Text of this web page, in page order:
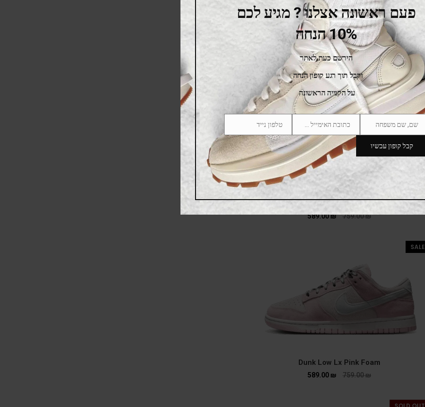
Nike Dunk Low Phantom Metallic Gold Women
759.00
589.00₪
SALE
759.00₪
589.00₪
SALE
Dunk Low Lx Pink Foam
759.00₪
589.00 ₪
פעם ראשונה אצלנו ? מגיע לכם
10% הנחה
הירשם כעת לאתר
וקבל תוך רגע קופון הנחה
על הקנייה הראשונה
Name
שם, שם משפחה Email
Phone
Number
טלפון נייד
קבל קופון עכשיו